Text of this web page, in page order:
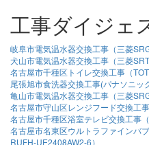
工事ダイジェ
岐阜市電気温水器交換工事（三菱
犬山市電気温水器交換工事（三菱
名古屋市千種区トイレ交換工事（
尾張旭市食洗器交換工事(パナソニッ
亀山市電気温水器交換工事（三菱
名古屋市守山区レンジフード交換工
名古屋市千種区浴室テレビ交換工事
名古屋市名東区ウルトラファインバ
RUFH-UE2408AW2-6）